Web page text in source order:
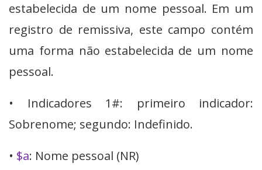
estabelecida de um nome pessoal. Em um
registro de remissiva, este campo contém
uma forma não estabelecida de um nome
pessoal.
• Indicadores 1#: primeiro indicador:
Sobrenome; segundo: Indefinido.
• $a: Nome pessoal (NR)